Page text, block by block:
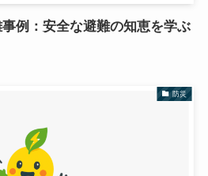
例：安全な避難の知恵を学ぶ
防災